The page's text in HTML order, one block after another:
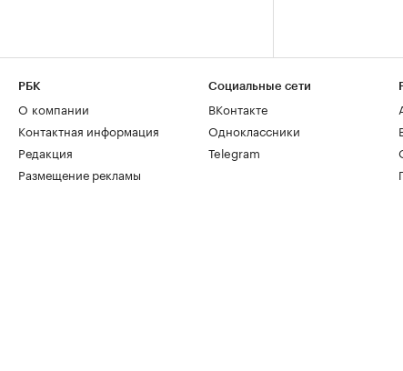
РБК
О компании
Контактная информация
Редакция
Размещение рекламы
Социальные сети
ВКонтакте
Одноклассники
Telegram